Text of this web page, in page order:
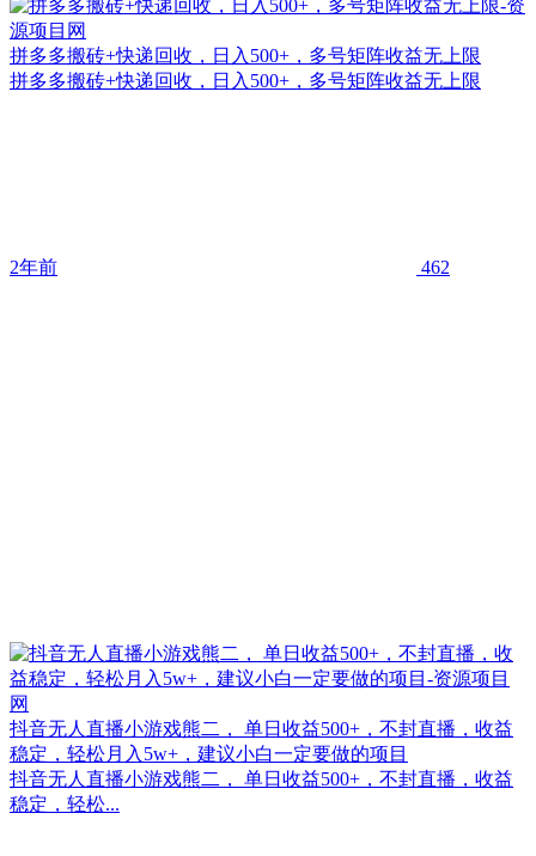
拼多多搬砖+快递回收，日入500+，多号矩阵收益无上限
拼多多搬砖+快递回收，日入500+，多号矩阵收益无上限
2年前 462
抖音无人直播小游戏熊二， 单日收益500+，不封直播，收益
稳定，轻松月入5w+，建议小白一定要做的项目
抖音无人直播小游戏熊二， 单日收益500+，不封直播，收益
稳定，轻松...